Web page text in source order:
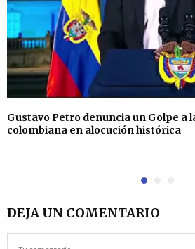
Gustavo Petro denuncia un Golpe a
colombiana en alocución histórica
DEJA UN COMENTARIO